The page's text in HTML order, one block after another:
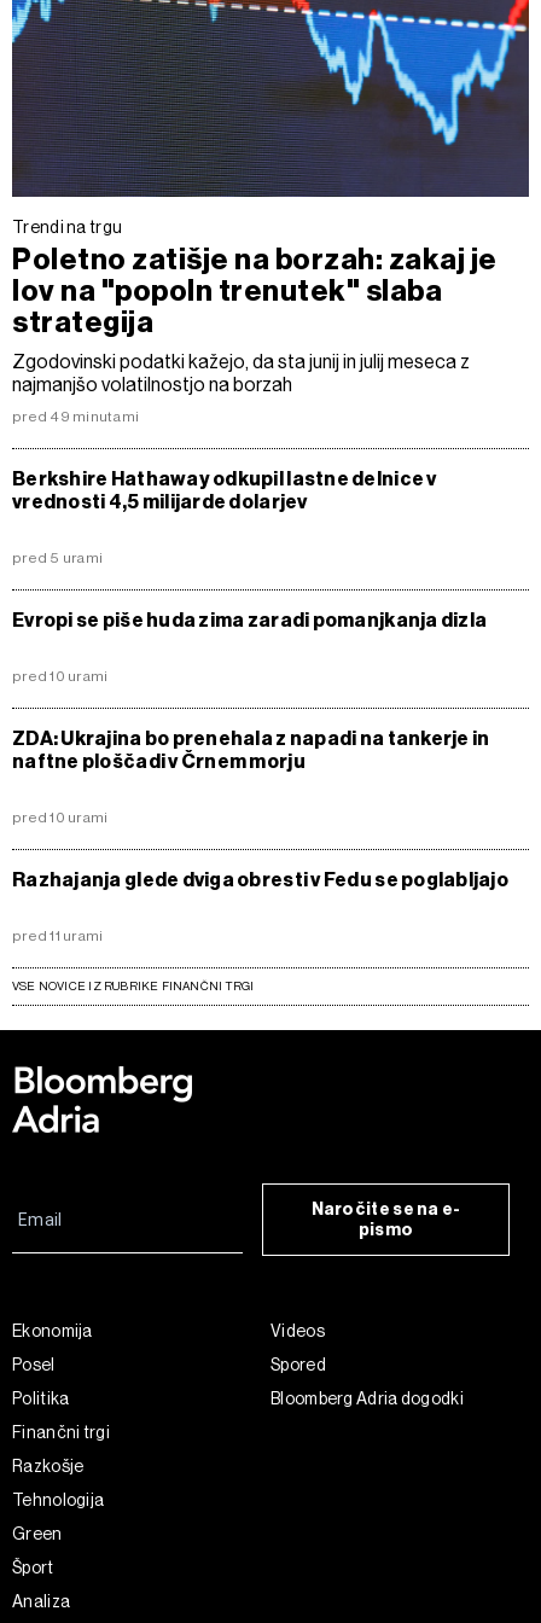
Trendi na trgu
Poletno zatišje na borzah: zakaj je
lov na "popoln trenutek" slaba
strategija
Zgodovinski podatki kažejo, da sta junij in julij meseca z
najmanjšo volatilnostjo na borzah
pred 49 minutami
Berkshire Hathaway odkupil lastne delnice v
vrednosti 4,5 milijarde dolarjev
pred 5 urami
Evropi se piše huda zima zaradi pomanjkanja dizla
pred 10 urami
ZDA: Ukrajina bo prenehala z napadi na tankerje in
naftne ploščadi v Črnem morju
pred 10 urami
Razhajanja glede dviga obresti v Fedu se poglabljajo
pred 11 urami
VSE NOVICE IZ RUBRIKE FINANČNI TRGI
Naročite se na e-
pismo
Ekonomija
Posel
Politika
Finančni trgi
Razkošje
Tehnologija
Green
Šport
Analiza
Videos
Spored
Bloomberg Adria dogodki